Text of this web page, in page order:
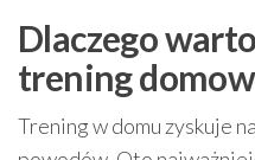
Dlaczego
trening
Trening w domu zyskuje